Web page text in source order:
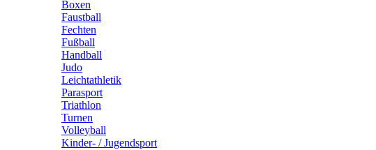
Boxen
Faustball
Fechten
Fußball
Handball
Judo
Leichtathletik
Parasport
Triathlon
Turnen
Volleyball
Kinder- / Jugendsport